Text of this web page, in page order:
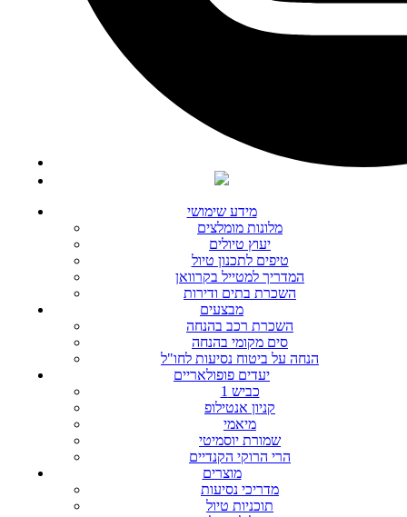
מידע שימושי
מלונות מומלצים
יעוץ טיולים
טיפים לתכנון טיול
המדריך למטייל בקרוואן
השכרת בתים ודירות
מבצעים
השכרת רכב בהנחה
סים מקומי בהנחה
הנחה על ביטוח נסיעות לחו"ל
יעדים פופולאריים
כביש 1
קניון אנטילופ
מיאמי
שמורת יוסמיטי
הרי הרוקי הקנדיים
מוצרים
מדריכי נסיעות
תוכניות טיול